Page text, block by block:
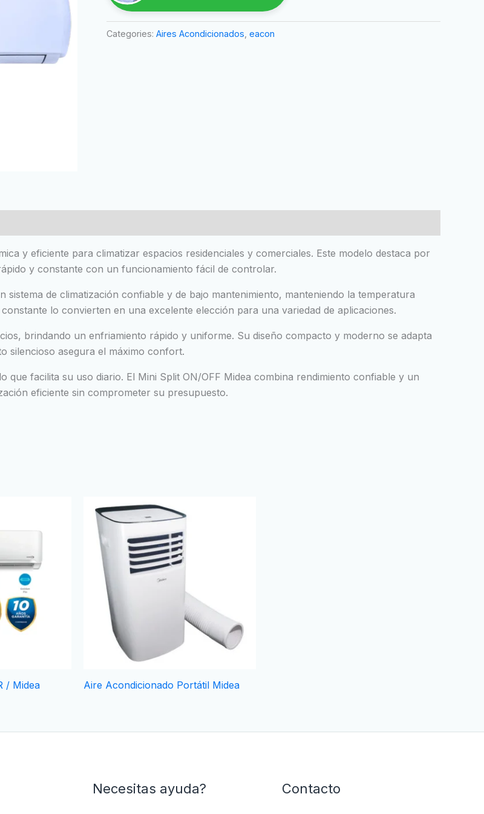
Categories: Aires Acondicionados eacon
y eficiente para climatizar espacios residenciales y comerciales. Este modelo destaca por
y constante con un funcionamiento fácil de controlar.
sistema de climatización confiable y de bajo mantenimiento, manteniendo la temperatura
lo convierten en una excelente elección para una variedad de aplicaciones.
brindando un enfriamiento rápido y uniforme. Su diseño compacto y moderno se adapta
silencioso asegura el máximo confort.
facilita su uso diario. El Mini Split ON/OFF Midea combina rendimiento confiable y un
eficiente sin comprometer su presupuesto.
/ Midea Aire Acondicionado Portátil Midea
Necesitas ayuda? Contacto